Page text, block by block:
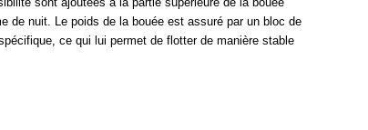
de nuit. Le poids de la bouée est assuré par un bloc de
ce qui lui permet de flotter de manière stable